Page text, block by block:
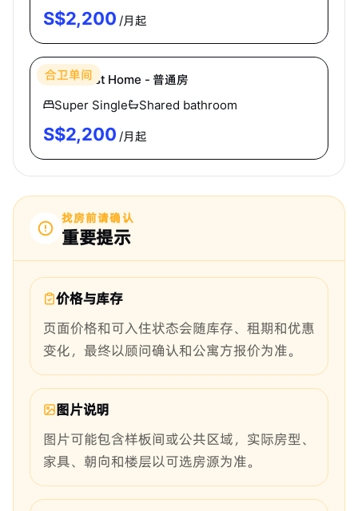
S$2,200 /月起
合卫单间
East Coast Home - 普通房
Super Single
Shared bathroom
S$2,200 /月起
找房前请确认
重要提示
价格与库存
页面价格和可入住状态会随库存、租期和优惠
变化，最终以顾问确认和公寓方报价为准。
图片说明
图片可能包含样板间或公共区域，实际房型、
家具、朝向和楼层以可选房源为准。